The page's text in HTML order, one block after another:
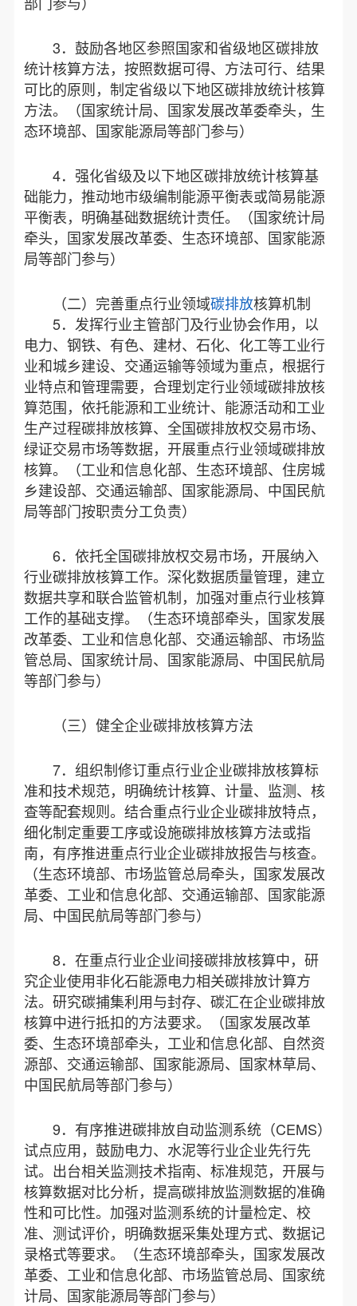
3．鼓励各地区参照国家和省级地区碳排放
统计核算方法，按照数据可得、方法可行、结果
可比的原则，制定省级以下地区碳排放统计核算
方法。（国家统计局、国家发展改革委牵头，生
态环境部、国家能源局等部门参与）
4．强化省级及以下地区碳排放统计核算基
础能力，推动地市级编制能源平衡表或简易能源
平衡表，明确基础数据统计责任。（国家统计局
牵头，国家发展改革委、生态环境部、国家能源
局等部门参与）
（二）完善重点行业领域碳排放核算机制
5．发挥行业主管部门及行业协会作用，以
电力、钢铁、有色、建材、石化、化工等工业行
业和城乡建设、交通运输等领域为重点，根据行
业特点和管理需要，合理划定行业领域碳排放核
算范围，依托能源和工业统计、能源活动和工业
生产过程碳排放核算、全国碳排放权交易市场、
绿证交易市场等数据，开展重点行业领域碳排放
核算。（工业和信息化部、生态环境部、住房城
乡建设部、交通运输部、国家能源局、中国民航
局等部门按职责分工负责）
6．依托全国碳排放权交易市场，开展纳入
行业碳排放核算工作。深化数据质量管理，建立
数据共享和联合监管机制，加强对重点行业核算
工作的基础支撑。（生态环境部牵头，国家发展
改革委、工业和信息化部、交通运输部、市场监
管总局、国家统计局、国家能源局、中国民航局
等部门参与）
（三）健全企业碳排放核算方法
7．组织制修订重点行业企业碳排放核算标
准和技术规范，明确统计核算、计量、监测、核
查等配套规则。结合重点行业企业碳排放特点，
细化制定重要工序或设施碳排放核算方法或指
南，有序推进重点行业企业碳排放报告与核查。
（生态环境部、市场监管总局牵头，国家发展改
革委、工业和信息化部、交通运输部、国家能源
局、中国民航局等部门参与）
8．在重点行业企业间接碳排放核算中，研
究企业使用非化石能源电力相关碳排放计算方
法。研究碳捕集利用与封存、碳汇在企业碳排放
核算中进行抵扣的方法要求。（国家发展改革
委、生态环境部牵头，工业和信息化部、自然资
源部、交通运输部、国家能源局、国家林草局、
中国民航局等部门参与）
9．有序推进碳排放自动监测系统（CEMS）
试点应用，鼓励电力、水泥等行业企业先行先
试。出台相关监测技术指南、标准规范，开展与
核算数据对比分析，提高碳排放监测数据的准确
性和可比性。加强对监测系统的计量检定、校
准、测试评价，明确数据采集处理方式、数据记
录格式等要求。（生态环境部牵头，国家发展改
革委、工业和信息化部、市场监管总局、国家统
计局、国家能源局等部门参与）